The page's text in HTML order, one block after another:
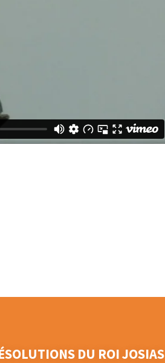
DU ROI JOSIAS